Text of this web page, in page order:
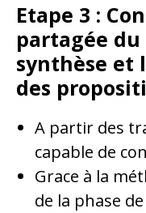
Etape 3 :
partagée
synthèse et
des
A partir des
capable de
Grace à la
de la phase